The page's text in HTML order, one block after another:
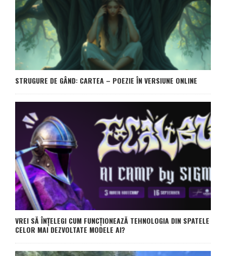
STRUGURE DE GÂND: CARTEA – POEZIE ÎN VERSIUNE ONLINE
VREI SĂ ÎNȚELEGI CUM FUNCȚIONEAZĂ TEHNOLOGIA DIN SPATELE
CELOR MAI DEZVOLTATE MODELE AI?